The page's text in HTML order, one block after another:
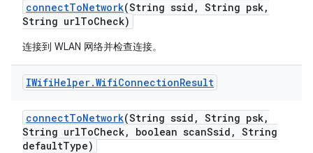
connectToNetwork(String ssid , String psk,
String urlToCheck)
连接到 WLAN 网络并检查连接。
IWifiHelper.WifiConnectionResult
connectToNetwork(String ssid , String psk,
String urlToCheck, boolean scanSsid , String
defaultType)